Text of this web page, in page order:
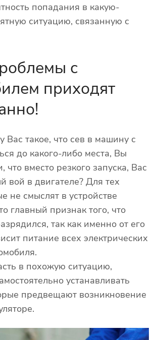
попадания в какую-
ситуацию, связанную с
с
приходят
Вас такое, что сев в машину с
до какого-либо места, Вы
что вместо резкого запуска, Вас
вой в двигателе? Для тех
не смыслят в устройстве
главный признак того, что
так как именно от его
питание всех электрических
в похожую ситуацию,
устанавливать
предвещают возникновение